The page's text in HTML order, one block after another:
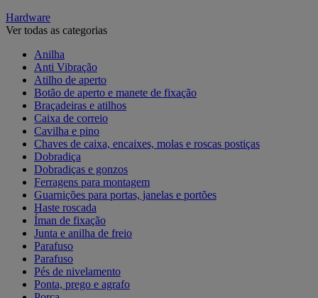
Hardware
Ver todas as categorias
Anilha
Anti Vibração
Atilho de aperto
Botão de aperto e manete de fixação
Braçadeiras e atilhos
Caixa de correio
Cavilha e pino
Chaves de caixa, encaixes, molas e roscas postiças
Dobradiça
Dobradiças e gonzos
Ferragens para montagem
Guarnições para portas, janelas e portões
Haste roscada
Íman de fixação
Junta e anilha de freio
Parafuso
Parafuso
Pés de nivelamento
Ponta, prego e agrafo